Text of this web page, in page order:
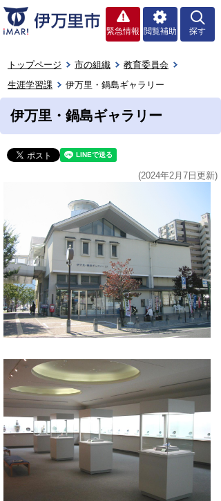
緊急情報 閲覧補助 探す
トップページ 市の組織
教育委員会
生涯学習課
伊万里・鍋島ギャラリー
伊万里・鍋島ギャラリー
(2024年2月7日更新)